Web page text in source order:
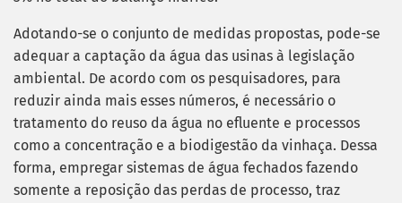
Adotando-se o conjunto de medidas propostas, pode-se
adequar a captação da água das usinas à legislação
ambiental. De acordo com os pesquisadores, para
reduzir ainda mais esses números, é necessário o
tratamento do reuso da água no efluente e processos
como a concentração e a biodigestão da vinhaça. Dessa
forma, empregar sistemas de água fechados fazendo
somente a reposição das perdas de processo, traz